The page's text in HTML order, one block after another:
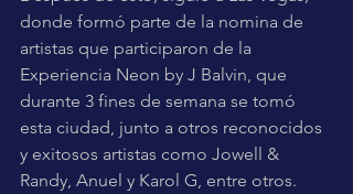
donde formó parte de la nomina de
artistas que participaron de la
Experiencia Neon by J Balvin, que
durante 3 fines de semana se tomó
esta ciudad, junto a otros reconocidos
y exitosos artistas como Jowell &
Randy, Anuel y Karol G, entre otros.